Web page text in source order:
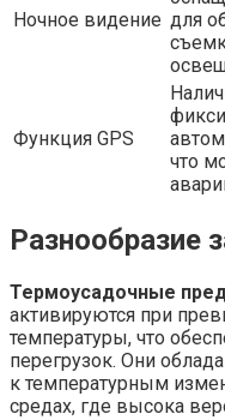
Ночное видение для
Функция GPS
что
Разнообразие
Термоусадочные
активируются при
температуры, что
перегрузок. Они
к температурным
средах, где высока